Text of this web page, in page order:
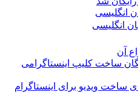
انگلیسی
آن
ساخت ویدیو برای اینستاگرام